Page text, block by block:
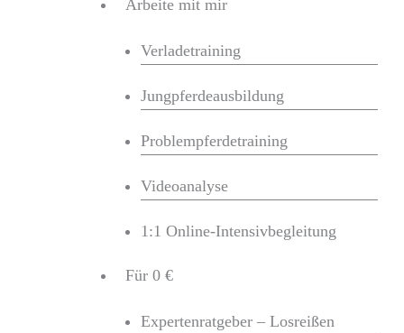
Arbeite mit mir
Verladetraining
Jungpferdeausbildung
Problempferdetraining
Videoanalyse
1:1 Online-Intensivbegleitung
Für 0 €
Expertenratgeber – Losreißen